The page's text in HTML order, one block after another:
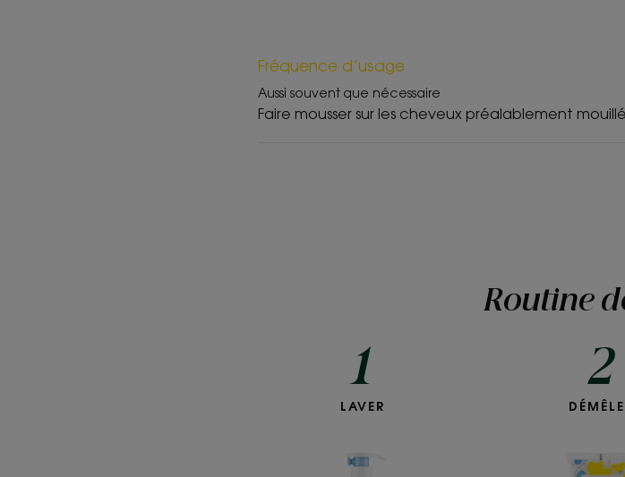
Fréquence d’usage
Aussi souvent que nécessaire
Faire mousser sur les cheveux préalablement
Routine
1
Gel
LAVER
2